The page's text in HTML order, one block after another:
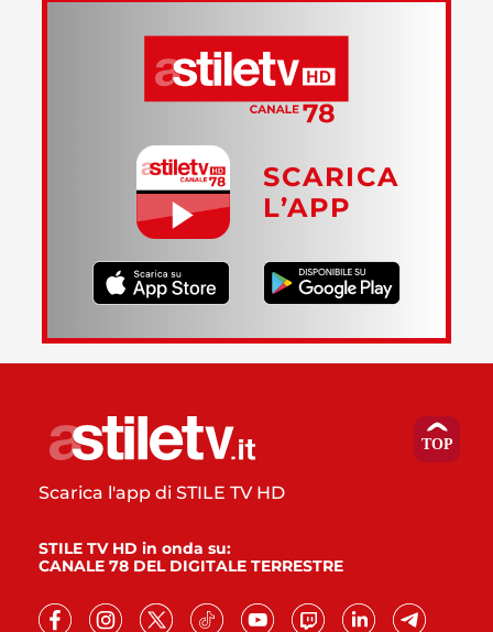
SCARICA
L’APP
Scarica l'app di STILE TV HD
STILE TV HD in onda su:
CANALE 78 DEL DIGITALE TERRESTRE